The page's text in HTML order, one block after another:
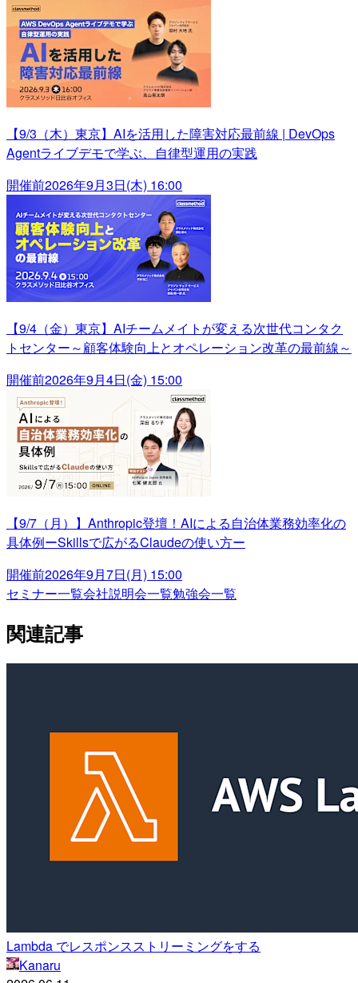
【9/3（木）東京】AIを活用した障害対応最前線 | DevOps
Agentライブデモで学ぶ、自律型運用の実践
開催前2026年9月3日(木) 16:00
【9/4（金）東京】AIチームメイトが変える次世代コンタク
トセンター～顧客体験向上とオペレーション改革の最前線～
開催前2026年9月4日(金) 15:00
【9/7（月）】Anthropic登壇！AIによる自治体業務効率化の
具体例ーSkillsで広がるClaudeの使い方ー
開催前2026年9月7日(月) 15:00
セミナー一覧会社説明会一覧勉強会一覧
関連記事
Lambda でレスポンスストリーミングをする
Kanaru